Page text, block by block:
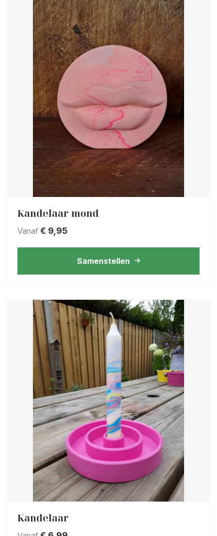
Kandelaar mond
Vanaf € 9,95
Samenstellen
Kandelaar